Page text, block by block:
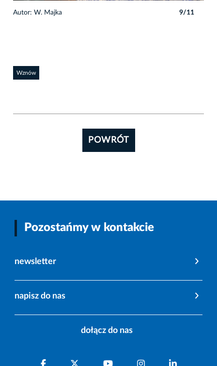
Autor: W. Majka 9/11
Wznów
POWRÓT
Pozostańmy w kontakcie
newsletter
napisz do nas
dołącz do nas